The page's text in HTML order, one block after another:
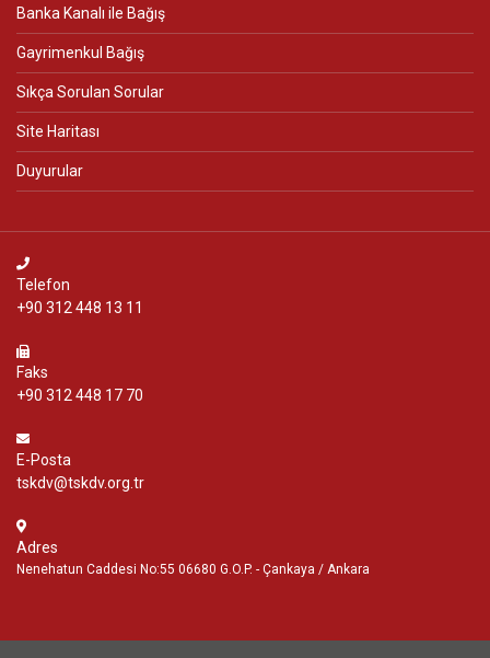
Banka Kanalı ile Bağış
Gayrimenkul Bağış
Sıkça Sorulan Sorular
Site Haritası
Duyurular
Telefon
+90 312 448 13 11
Faks
+90 312 448 17 70
E-Posta
tskdv@tskdv.org.tr
Adres
Nenehatun Caddesi No:55 06680 G.O.P. - Çankaya / Ankara